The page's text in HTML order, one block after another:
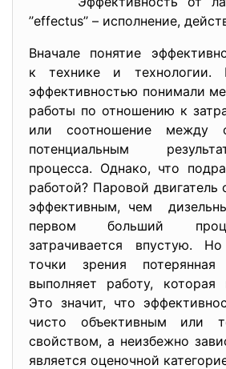
’’effectus’’ – исполнение,
Вначале понятие
к технике и
эффективностью понимали
работы по отношению к
или соотношение между
потенциальным
процесса. Однако, что
работой? Паровой двигатель
эффективным, чем
первом больший
затрачивается впустую.
точки зрения
выполняет работу,
Это значит, что
чисто объективным или
свойством, а неизбежно
является оценочной